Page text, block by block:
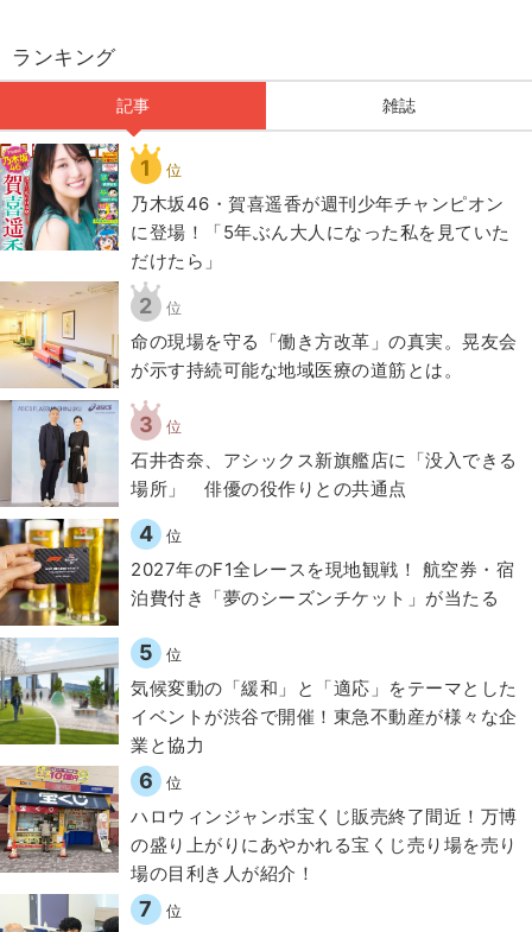
ランキング
記事 雑誌
1 位
乃木坂46・賀喜遥香が週刊少年チャンピオン
に登場！「5年ぶん大人になった私を見ていた
だけたら」
2 位
​命の現場を守る「働き方改革」の真実。晃友会
が示す持続可能な地域医療の道筋とは。
3 位
石井杏奈、アシックス新旗艦店に「没入できる
場所」 俳優の役作りとの共通点
4 位
2027年のF1全レースを現地観戦！ 航空券・宿
泊費付き「夢のシーズンチケット」が当たる
5 位
気候変動の「緩和」と「適応」をテーマとした
イベントが渋谷で開催！東急不動産が様々な企
業と協力
6 位
ハロウィンジャンボ宝くじ販売終了間近！万博
の盛り上がりにあやかれる宝くじ売り場を売り
場の目利き人が紹介！
7 位